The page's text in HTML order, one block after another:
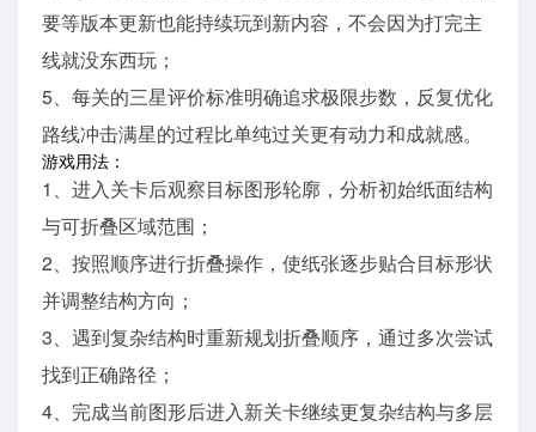
要等版本更新也能持续玩到新内容，不会因为打完主
线就没东西玩；
5、每关的三星评价标准明确追求极限步数，反复优化
路线冲击满星的过程比单纯过关更有动力和成就感。
游戏用法：
1、进入关卡后观察目标图形轮廓，分析初始纸面结构
与可折叠区域范围；
2、按照顺序进行折叠操作，使纸张逐步贴合目标形状
并调整结构方向；
3、遇到复杂结构时重新规划折叠顺序，通过多次尝试
找到正确路径；
4、完成当前图形后进入新关卡继续更复杂结构与多层